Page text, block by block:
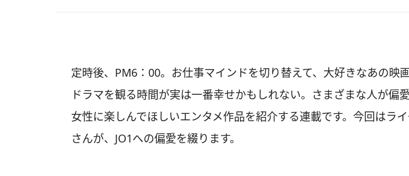
定時後、PM6：00。お仕事マインドを切り替えて、大好きなあの映
ドラマを観る時間が実は一番幸せかもしれない。さまざまな人が偏
女性に楽しんでほしいエンタメ作品を紹介する連載です。今回はラ
さんが、JO1への偏愛を綴ります。